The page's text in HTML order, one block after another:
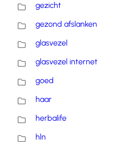
gezicht
gezond afslanken
glasvezel
glasvezel internet
goed
haar
herbalife
hln